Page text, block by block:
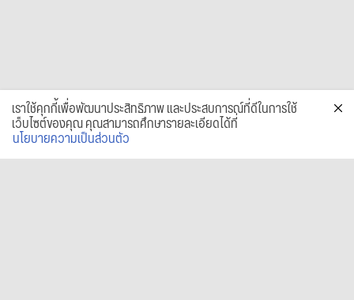
เราใช้คุกกี้เพื่อพัฒนาประสิทธิภาพ และประสบการณ์ที่ดีในการใช้
เว็บไซต์ของคุณ คุณสามารถศึกษารายละเอียดได้ที่
นโยบายความเป็นส่วนตัว